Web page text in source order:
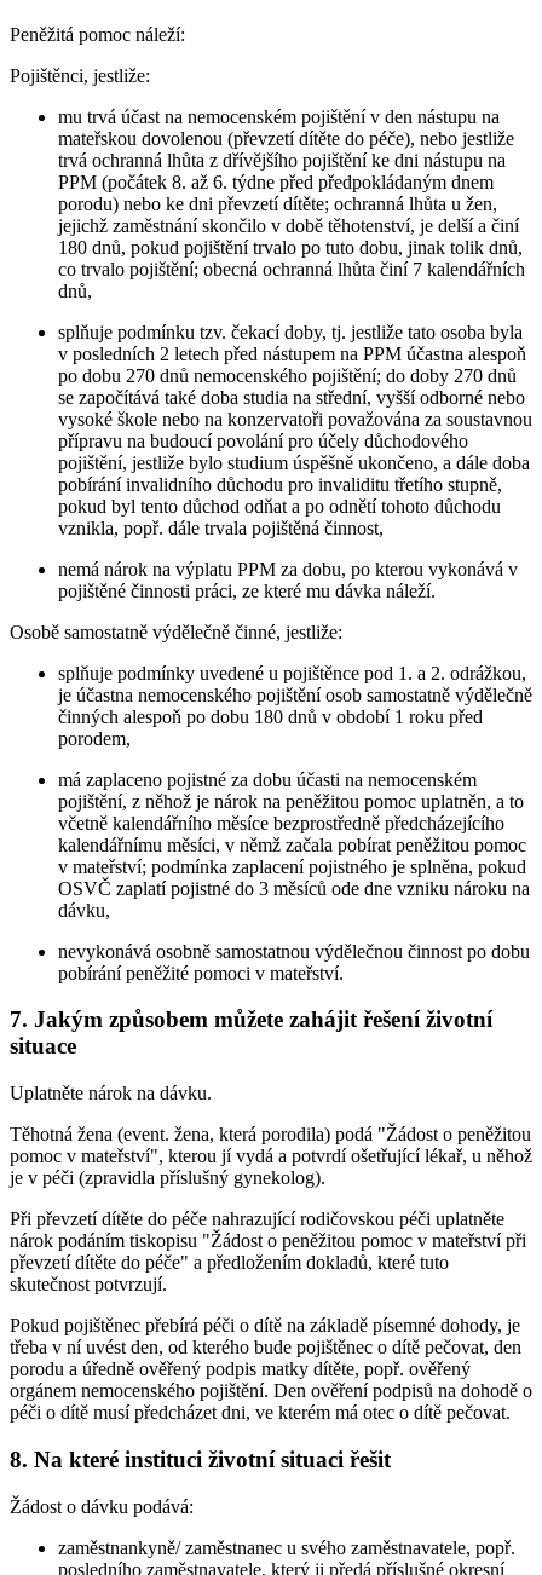
Peněžitá pomoc náleží:
Pojištěnci, jestliže:
mu trvá účast na nemocenském pojištění v den nástupu na
mateřskou dovolenou (převzetí dítěte do péče), nebo jestliže
trvá ochranná lhůta z dřívějšího pojištění ke dni nástupu na
PPM (počátek 8. až 6. týdne před předpokládaným dnem
porodu) nebo ke dni převzetí dítěte; ochranná lhůta u žen,
jejichž zaměstnání skončilo v době těhotenství, je delší a činí
180 dnů, pokud pojištění trvalo po tuto dobu, jinak tolik dnů,
co trvalo pojištění; obecná ochranná lhůta činí 7 kalendářních
dnů,
splňuje podmínku tzv. čekací doby, tj. jestliže tato osoba byla
v posledních 2 letech před nástupem na PPM účastna alespoň
po dobu 270 dnů nemocenského pojištění; do doby 270 dnů
se započítává také doba studia na střední, vyšší odborné nebo
vysoké škole nebo na konzervatoři považována za soustavnou
přípravu na budoucí povolání pro účely důchodového
pojištění, jestliže bylo studium úspěšně ukončeno, a dále doba
pobírání invalidního důchodu pro invaliditu třetího stupně,
pokud byl tento důchod odňat a po odnětí tohoto důchodu
vznikla, popř. dále trvala pojištěná činnost,
nemá nárok na výplatu PPM za dobu, po kterou vykonává v
pojištěné činnosti práci, ze které mu dávka náleží.
Osobě samostatně výdělečně činné, jestliže:
splňuje podmínky uvedené u pojištěnce pod 1. a 2. odrážkou,
je účastna nemocenského pojištění osob samostatně výdělečně
činných alespoň po dobu 180 dnů v období 1 roku před
porodem,
má zaplaceno pojistné za dobu účasti na nemocenském
pojištění, z něhož je nárok na peněžitou pomoc uplatněn, a to
včetně kalendářního měsíce bezprostředně předcházejícího
kalendářnímu měsíci, v němž začala pobírat peněžitou pomoc
v mateřství; podmínka zaplacení pojistného je splněna, pokud
OSVČ zaplatí pojistné do 3 měsíců ode dne vzniku nároku na
dávku,
nevykonává osobně samostatnou výdělečnou činnost po dobu
pobírání peněžité pomoci v mateřství.
7. Jakým způsobem můžete zahájit řešení životní
situace
Uplatněte nárok na dávku.
Těhotná žena (event. žena, která porodila) podá "Žádost o peněžitou
pomoc v mateřství", kterou jí vydá a potvrdí ošetřující lékař, u něhož
je v péči (zpravidla příslušný gynekolog).
Při převzetí dítěte do péče nahrazující rodičovskou péči uplatněte
nárok podáním tiskopisu "Žádost o peněžitou pomoc v mateřství při
převzetí dítěte do péče" a předložením dokladů, které tuto
skutečnost potvrzují.
Pokud pojištěnec přebírá péči o dítě na základě písemné dohody, je
třeba v ní uvést den, od kterého bude pojištěnec o dítě pečovat, den
porodu a úředně ověřený podpis matky dítěte, popř. ověřený
orgánem nemocenského pojištění. Den ověření podpisů na dohodě o
péči o dítě musí předcházet dni, ve kterém má otec o dítě pečovat.
8. Na které instituci životní situaci řešit
Žádost o dávku podává:
zaměstnankyně/ zaměstnanec u svého zaměstnavatele, popř.
posledního zaměstnavatele, který ji předá příslušné okresní